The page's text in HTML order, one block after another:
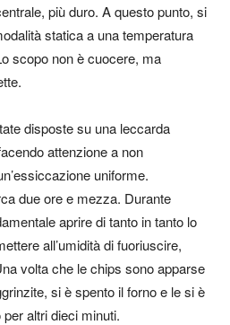
più duro. A questo punto, si
statica a una temperatura
scopo non è cuocere, ma
disposte su una leccarda
attenzione a non
uniforme.
due ore e mezza. Durante
aprire di tanto in tanto lo
all’umidità di fuoriuscire,
volta che le chips sono apparse
si è spento il forno e le si è
per altri dieci minuti.